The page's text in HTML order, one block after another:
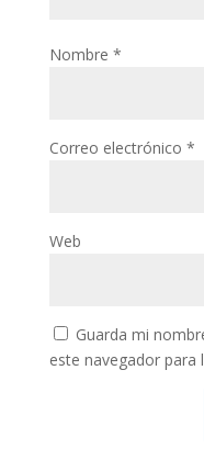
Nombre *
Correo electrónico *
Web
Guarda mi
este navegador para